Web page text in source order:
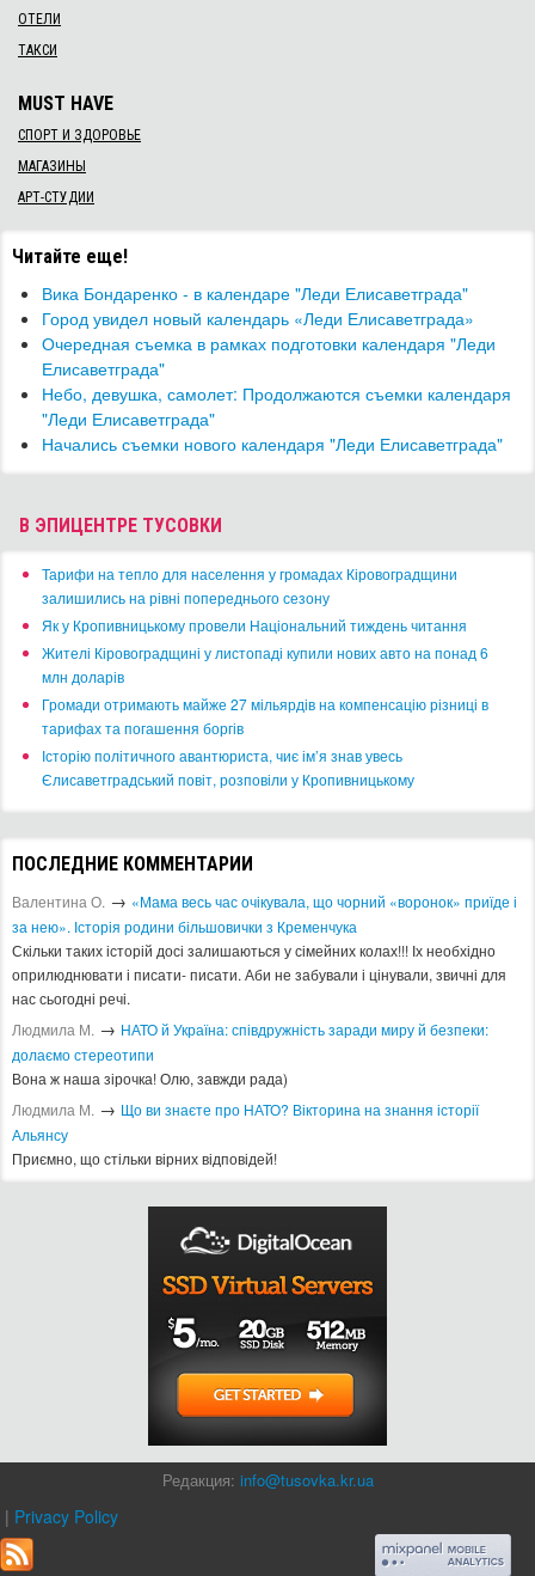
ОТЕЛИ
ТАКСИ
MUST HAVE
СПОРТ И ЗДОРОВЬЕ
МАГАЗИНЫ
АРТ-СТУДИИ
Читайте еще!
Вика Бондаренко - в календаре "Леди Елисаветграда"
Город увидел новый календарь «Леди Елисаветграда»
Очередная съемка в рамках подготовки календаря "Леди
Елисаветграда"
Небо, девушка, самолет: Продолжаются съемки календаря
"Леди Елисаветграда"
Начались съемки нового календаря "Леди Елисаветграда"
В ЭПИЦЕНТРЕ ТУСОВКИ
​Тарифи на тепло для населення у громадах Кіровоградщини
залишились на рівні попереднього сезону
​Як у Кропивницькому провели Національний тиждень читання
​Жителі Кіровоградщині у листопаді купили нових авто на понад 6
млн доларів
​Громади отримають майже 27 мільярдів на компенсацію різниці в
тарифах та погашення боргів
Історію політичного авантюриста, чиє ім’я знав увесь
Єлисаветградський повіт, розповіли у Кропивницькому
ПОСЛЕДНИЕ КОММЕНТАРИИ
Валентина О. → «Мама весь час очікувала, що чорний «воронок» приїде і
за нею». Історія родини більшовички з Кременчука
Скільки таких історій досі залишаються у сімейних колах!!! Іх необхідно
оприлюднювати і писати- писати. Аби не забували і цінували, звичні для
нас сьогодні речі.
Людмила М. → ​НАТО й Україна: співдружність заради миру й безпеки:
долаємо стереотипи
Вона ж наша зірочка! Олю, завжди рада)
Людмила М. → Що ви знаєте про НАТО? Вікторина на знання історії
Альянсу ​
Приємно, що стільки вірних відповідей!
Редакция: info@tusovka.kr.ua
| Privacy Policy